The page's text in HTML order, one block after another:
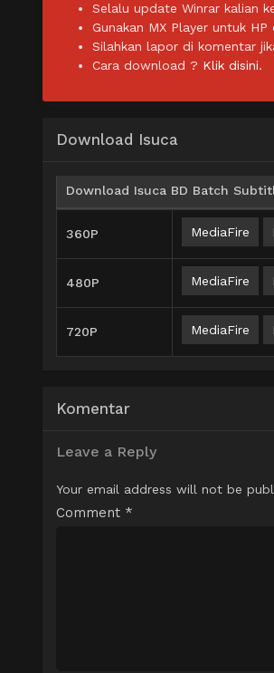
Selalu update Winrar kalian
Gunakan MX Player untuk
Silahkan lapor di komentar
Cara download ? Klik disini.
Download Isuca
Download Isuca BD Batch
360P MediaFire
480P MediaFire
720P MediaFire
Komentar
Leave a Reply
Your email address will not be
Comment *